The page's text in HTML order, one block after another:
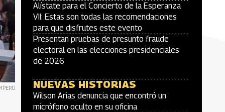
Alístate para el Concierto de la Esperanza
VII: Estas son todas las recomendaciones
para que disfrutes este evento
Presentan pruebas de presunto fraude
electoral en las elecciones presidenciales
de 2026
NUEVAS HISTORIAS
Wilson Arias denuncia que encontró un
micrófono oculto en su oficina